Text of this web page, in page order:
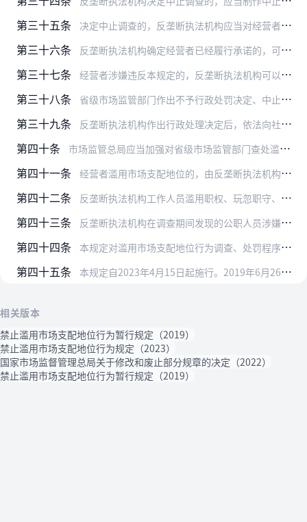
第三十五条 决定中止调查的，反垄断执法机构应当对经营者履行承诺的情况进行监督。
第三十六条 反垄断执法机构确定经营者已经履行承诺的，可以决定终止调查，并制作终止调查决定书。
第三十七条 经营者涉嫌违反本规定的，反垄断执法机构可以对其法定代表人或者负责人进行约谈。
第三十八条 省级市场监管部门作出不予行政处罚决定、中止调查决定、恢复调查决定、终止调查决定或者行政处罚告知前，应当向市场监管总局报告，接受市场监管总局的指导和监督。
第三十九条 反垄断执法机构作出行政处理决定后，依法向社会公布。行政处罚信息应当依法通过国家企业信用信息公示系统向社会公示。
第四十条 市场监管总局应当加强对省级市场监管部门查处滥用市场支配地位行为的指导和监督，统一执法程序和标准。
第四十一条 经营者滥用市场支配地位的，由反垄断执法机构责令停止违法行为，没收违法所得，并处上一年度销售额百分之一以上百分之十以下的罚款。
第四十二条 反垄断执法机构工作人员滥用职权、玩忽职守、徇私舞弊或者泄露执法过程中知悉的商业秘密、个人隐私和个人信息的，依照有关规定处理。
第四十三条 反垄断执法机构在调查期间发现的公职人员涉嫌职务违法、职务犯罪问题线索，应当及时移交纪检监察机关。
第四十四条 本规定对滥用市场支配地位行为调查、处罚程序未作规定的，依照《市场监督管理行政处罚程序规定》执行，有关时限、立案、案件管辖的规定除外。
第四十五条 本规定自2023年4月15日起施行。2019年6月26日国家市场监督管理总局令第11号公布的《禁止滥用市场支配地位行为暂行规定》同时废止。
相关版本
禁止滥用市场支配地位行为暂行规定（2019）
禁止滥用市场支配地位行为规定（2023）
国家市场监督管理总局关于修改和废止部分规章的决定（2022）
禁止滥用市场支配地位行为暂行规定（2019）